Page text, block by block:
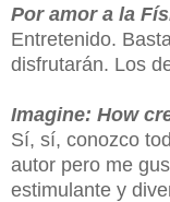
Por amor a la
Entretenido.
disfrutarán. Los
Imagine: How
Sí, sí, conozco
autor pero me
estimulante y